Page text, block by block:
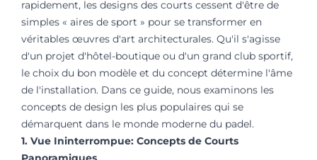
rapidement, les designs des courts cessent d'être de
simples « aires de sport » pour se transformer en
véritables œuvres d'art architecturales. Qu'il s'agisse
d'un projet d'hôtel-boutique ou d'un grand club sportif,
le choix du bon modèle et du concept détermine l'âme
de l'installation. Dans ce guide, nous examinons les
concepts de design les plus populaires qui se
démarquent dans le monde moderne du padel.
1. Vue Ininterrompue: Concepts de Courts